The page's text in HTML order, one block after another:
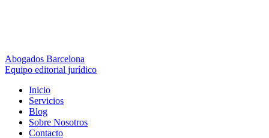
Abogados Barcelona
Equipo editorial jurídico
Inicio
Servicios
Blog
Sobre Nosotros
Contacto